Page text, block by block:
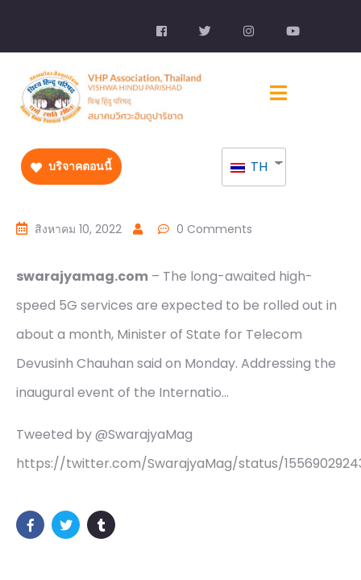
บริจาคตอนนี้ TH
สิงหาคม 10, 2022 0 Comments
swarajyamag.com – The long-awaited high-
speed 5G services are expected to be rolled out in
about a month, Minister of State for Telecom
Devusinh Chauhan said on Monday. Addressing the
inaugural event of the Internatio…
Tweeted by @SwarajyaMag
https://twitter.com/SwarajyaMag/status/